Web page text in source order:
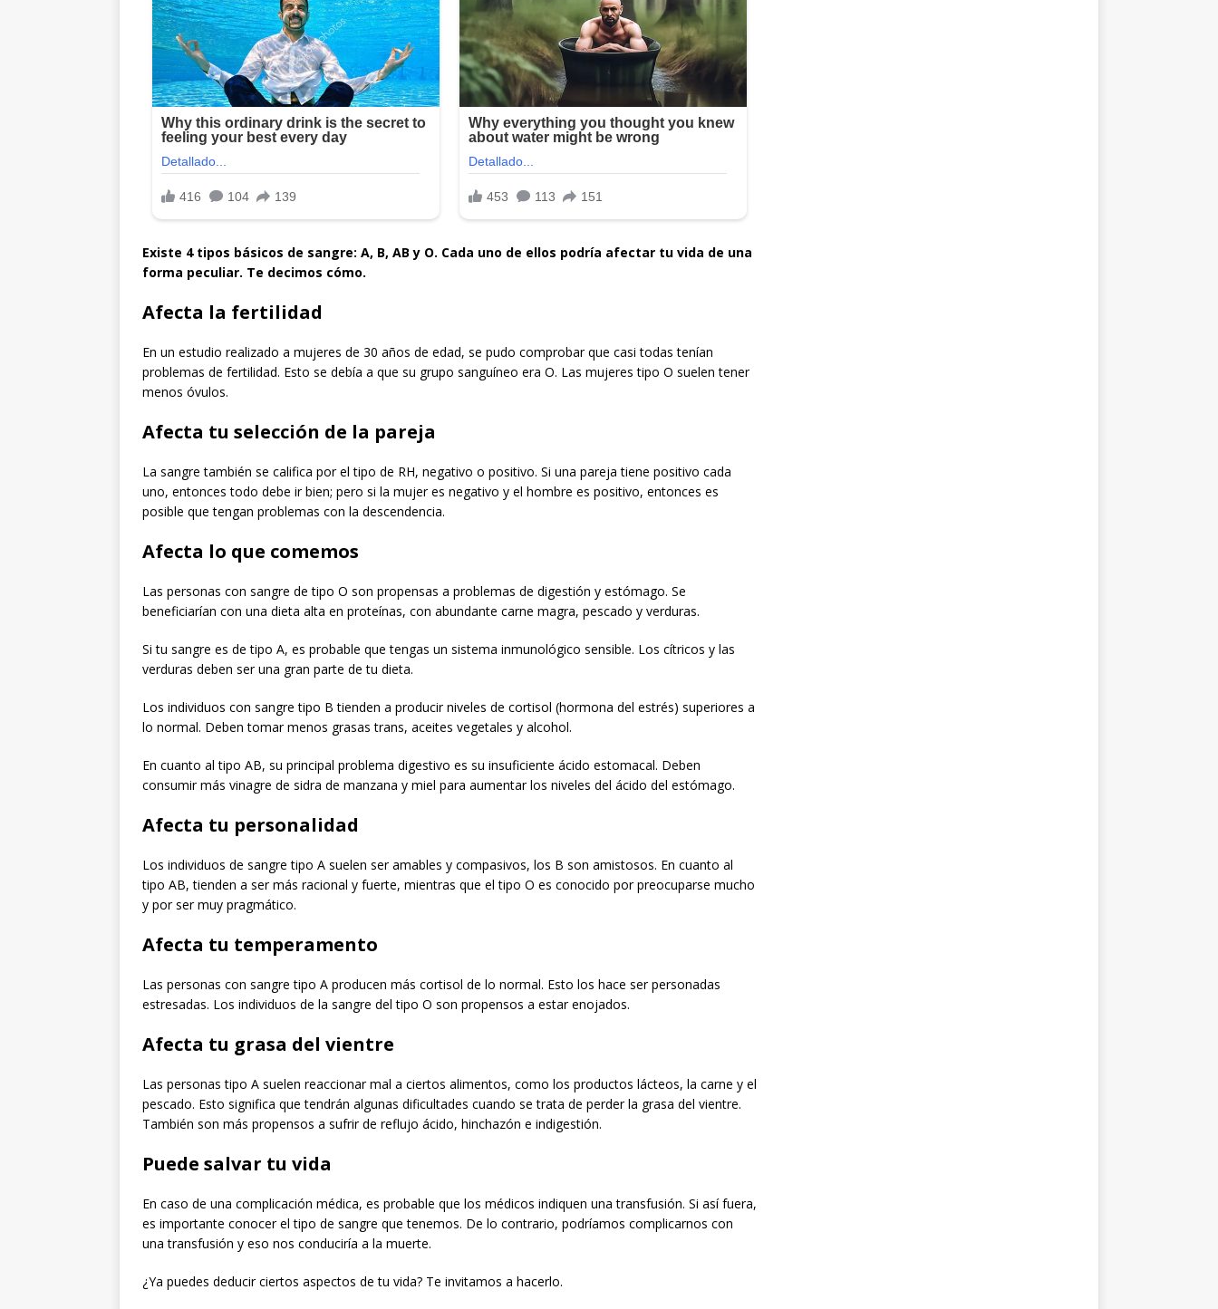
Existe 4 tipos básicos de sangre: A, B, AB y O. Cada uno de ellos podría afectar tu vida de una
forma peculiar. Te decimos cómo.
Afecta la fertilidad
En un estudio realizado a mujeres de 30 años de edad, se pudo comprobar que casi todas tenían
problemas de fertilidad. Esto se debía a que su grupo sanguíneo era O. Las mujeres tipo O suelen tener
menos óvulos.
Afecta tu selección de la pareja
La sangre también se califica por el tipo de RH, negativo o positivo. Si una pareja tiene positivo cada
uno, entonces todo debe ir bien; pero si la mujer es negativo y el hombre es positivo, entonces es
posible que tengan problemas con la descendencia.
Afecta lo que comemos
Las personas con sangre de tipo O son propensas a problemas de digestión y estómago. Se
beneficiarían con una dieta alta en proteínas, con abundante carne magra, pescado y verduras.
Si tu sangre es de tipo A, es probable que tengas un sistema inmunológico sensible. Los cítricos y las
verduras deben ser una gran parte de tu dieta.
Los individuos con sangre tipo B tienden a producir niveles de cortisol (hormona del estrés) superiores a
lo normal. Deben tomar menos grasas trans, aceites vegetales y alcohol.
En cuanto al tipo AB, su principal problema digestivo es su insuficiente ácido estomacal. Deben
consumir más vinagre de sidra de manzana y miel para aumentar los niveles del ácido del estómago.
Afecta tu personalidad
Los individuos de sangre tipo A suelen ser amables y compasivos, los B son amistosos. En cuanto al
tipo AB, tienden a ser más racional y fuerte, mientras que el tipo O es conocido por preocuparse mucho
y por ser muy pragmático.
Afecta tu temperamento
Las personas con sangre tipo A producen más cortisol de lo normal. Esto los hace ser personadas
estresadas. Los individuos de la sangre del tipo O son propensos a estar enojados.
Afecta tu grasa del vientre
Las personas tipo A suelen reaccionar mal a ciertos alimentos, como los productos lácteos, la carne y el
pescado. Esto significa que tendrán algunas dificultades cuando se trata de perder la grasa del vientre.
También son más propensos a sufrir de reflujo ácido, hinchazón e indigestión.
Puede salvar tu vida
En caso de una complicación médica, es probable que los médicos indiquen una transfusión. Si así fuera,
es importante conocer el tipo de sangre que tenemos. De lo contrario, podríamos complicarnos con
una transfusión y eso nos conduciría a la muerte.
¿Ya puedes deducir ciertos aspectos de tu vida? Te invitamos a hacerlo.